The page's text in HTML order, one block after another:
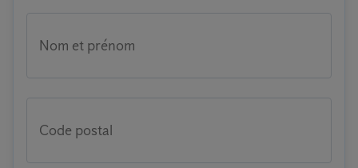
Nom et prénom
Code postal